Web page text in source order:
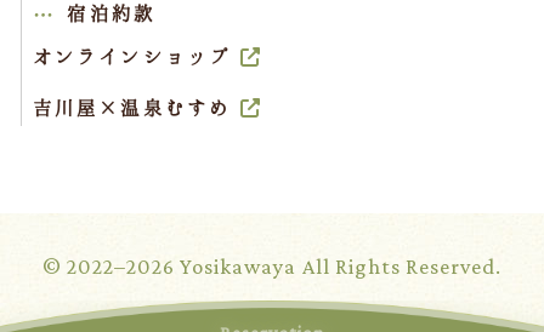
宿泊約款
オンラインショップ
吉川屋×温泉むすめ
© 2022–2026 Yosikawaya All Rights Reserved.